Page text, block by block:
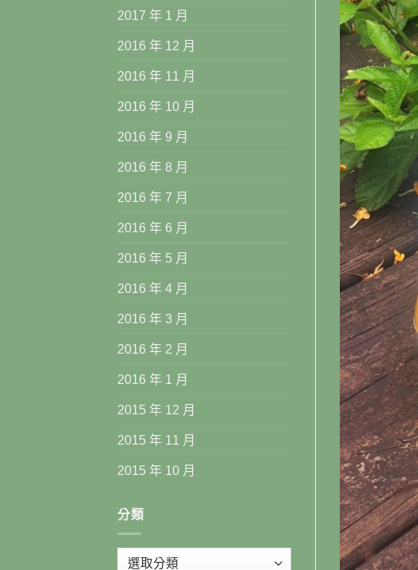
2017 年 1 月
2016 年 12 月
2016 年 11 月
2016 年 10 月
2016 年 9 月
2016 年 8 月
2016 年 7 月
2016 年 6 月
2016 年 5 月
2016 年 4 月
2016 年 3 月
2016 年 2 月
2016 年 1 月
2015 年 12 月
2015 年 11 月
2015 年 10 月
分類